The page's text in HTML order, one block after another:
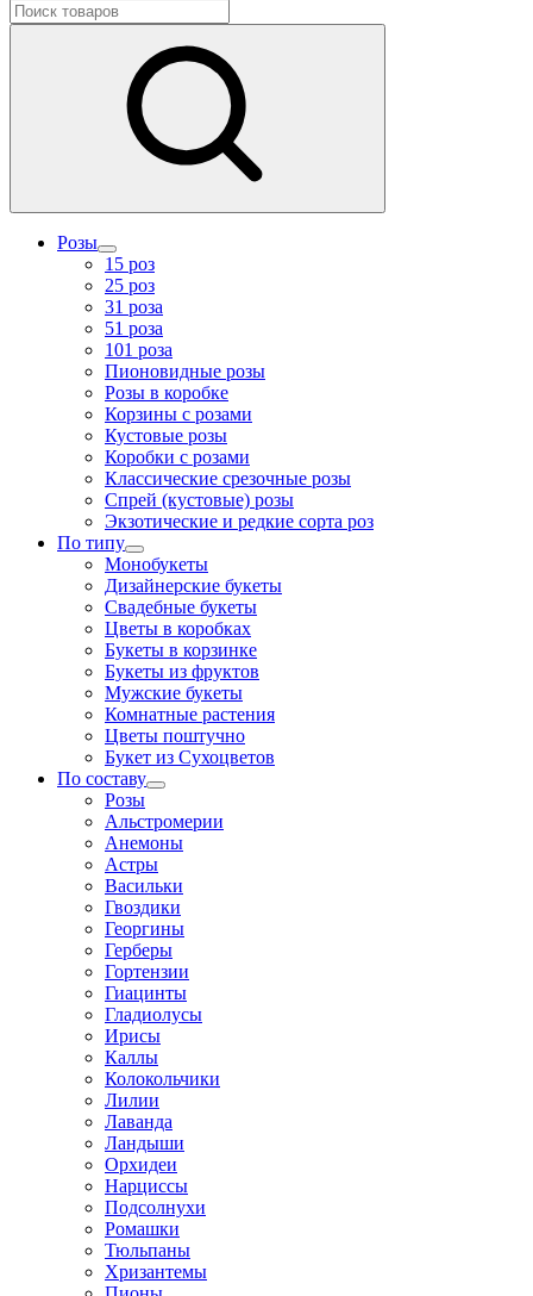
Розы
15 роз
25 роз
31 роза
51 роза
101 роза
Пионовидные розы
Розы в коробке
Корзины с розами
Кустовые розы
Коробки с розами
Классические срезочные розы
Спрей (кустовые) розы
Экзотические и редкие сорта роз
По типу
Монобукеты
Дизайнерские букеты
Свадебные букеты
Цветы в коробках
Букеты в корзинке
Букеты из фруктов
Мужские букеты
Комнатные растения
Цветы поштучно
Букет из Сухоцветов
По составу
Розы
Альстромерии
Анемоны
Астры
Васильки
Гвоздики
Георгины
Герберы
Гортензии
Гиацинты
Гладиолусы
Ирисы
Каллы
Колокольчики
Лилии
Лаванда
Ландыши
Орхидеи
Нарциссы
Подсолнухи
Ромашки
Тюльпаны
Хризантемы